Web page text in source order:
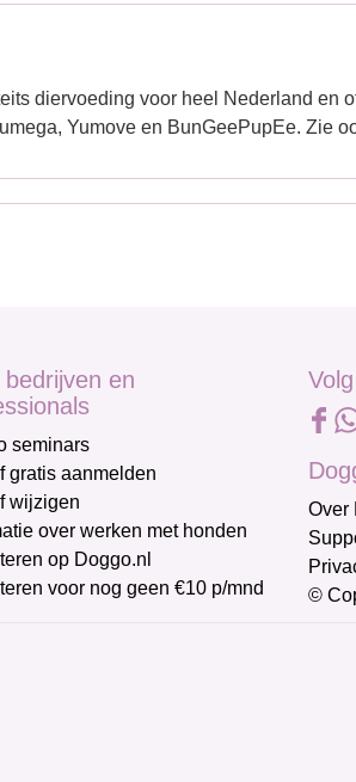
diervoeding voor heel Nederland en
Yumove en BunGeePupEe. Zie
bedrijven en
seminars
gratis aanmelden
wijzigen
over werken met honden
op Doggo.nl
voor nog geen €10 p/mnd
Over
©